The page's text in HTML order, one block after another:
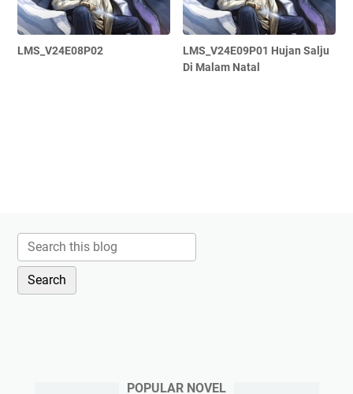
LMS_V24E08P02
LMS_V24E09P01 Hujan Salju
Di Malam Natal
POPULAR NOVEL